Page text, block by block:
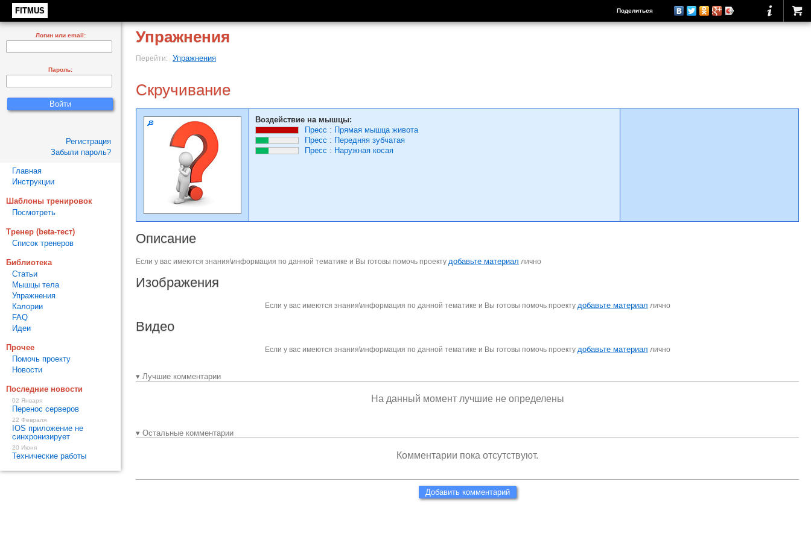
FITMUS Поделиться
Упражнения
Перейти: Упражнения
Скручивание
Воздействие на мышцы:
Пресс : Прямая мышца живота
Пресс : Передняя зубчатая
Пресс : Наружная косая
Описание
Если у вас имеются знания\информация по данной тематике и Вы готовы помочь проекту добавьте материал лично
Изображения
Если у вас имеются знания\информация по данной тематике и Вы готовы помочь проекту добавьте материал лично
Видео
Если у вас имеются знания\информация по данной тематике и Вы готовы помочь проекту добавьте материал лично
▾ Лучшие комментарии
На данный момент лучшие не определены
▾ Остальные комментарии
Комментарии пока отсутствуют.
Добавить комментарий
Логин или email:
Пароль:
Регистрация
Забыли пароль?
Главная
Инструкции
Шаблоны тренировок
Посмотреть
Тренер (beta-тест)
Список тренеров
Библиотека
Статьи
Мышцы тела
Упражнения
Калории
FAQ
Идеи
Прочее
Помочь проекту
Новости
Последние новости
02 Января
Перенос серверов
22 Февраля
IOS приложение не
синхронизирует
20 Июня
Технические работы